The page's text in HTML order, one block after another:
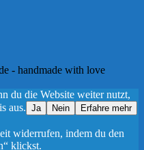
- handmade with love
du die Website weiter nutzt,
aus. Ja Nein Erfahre mehr
widerrufen, indem du den
klickst.